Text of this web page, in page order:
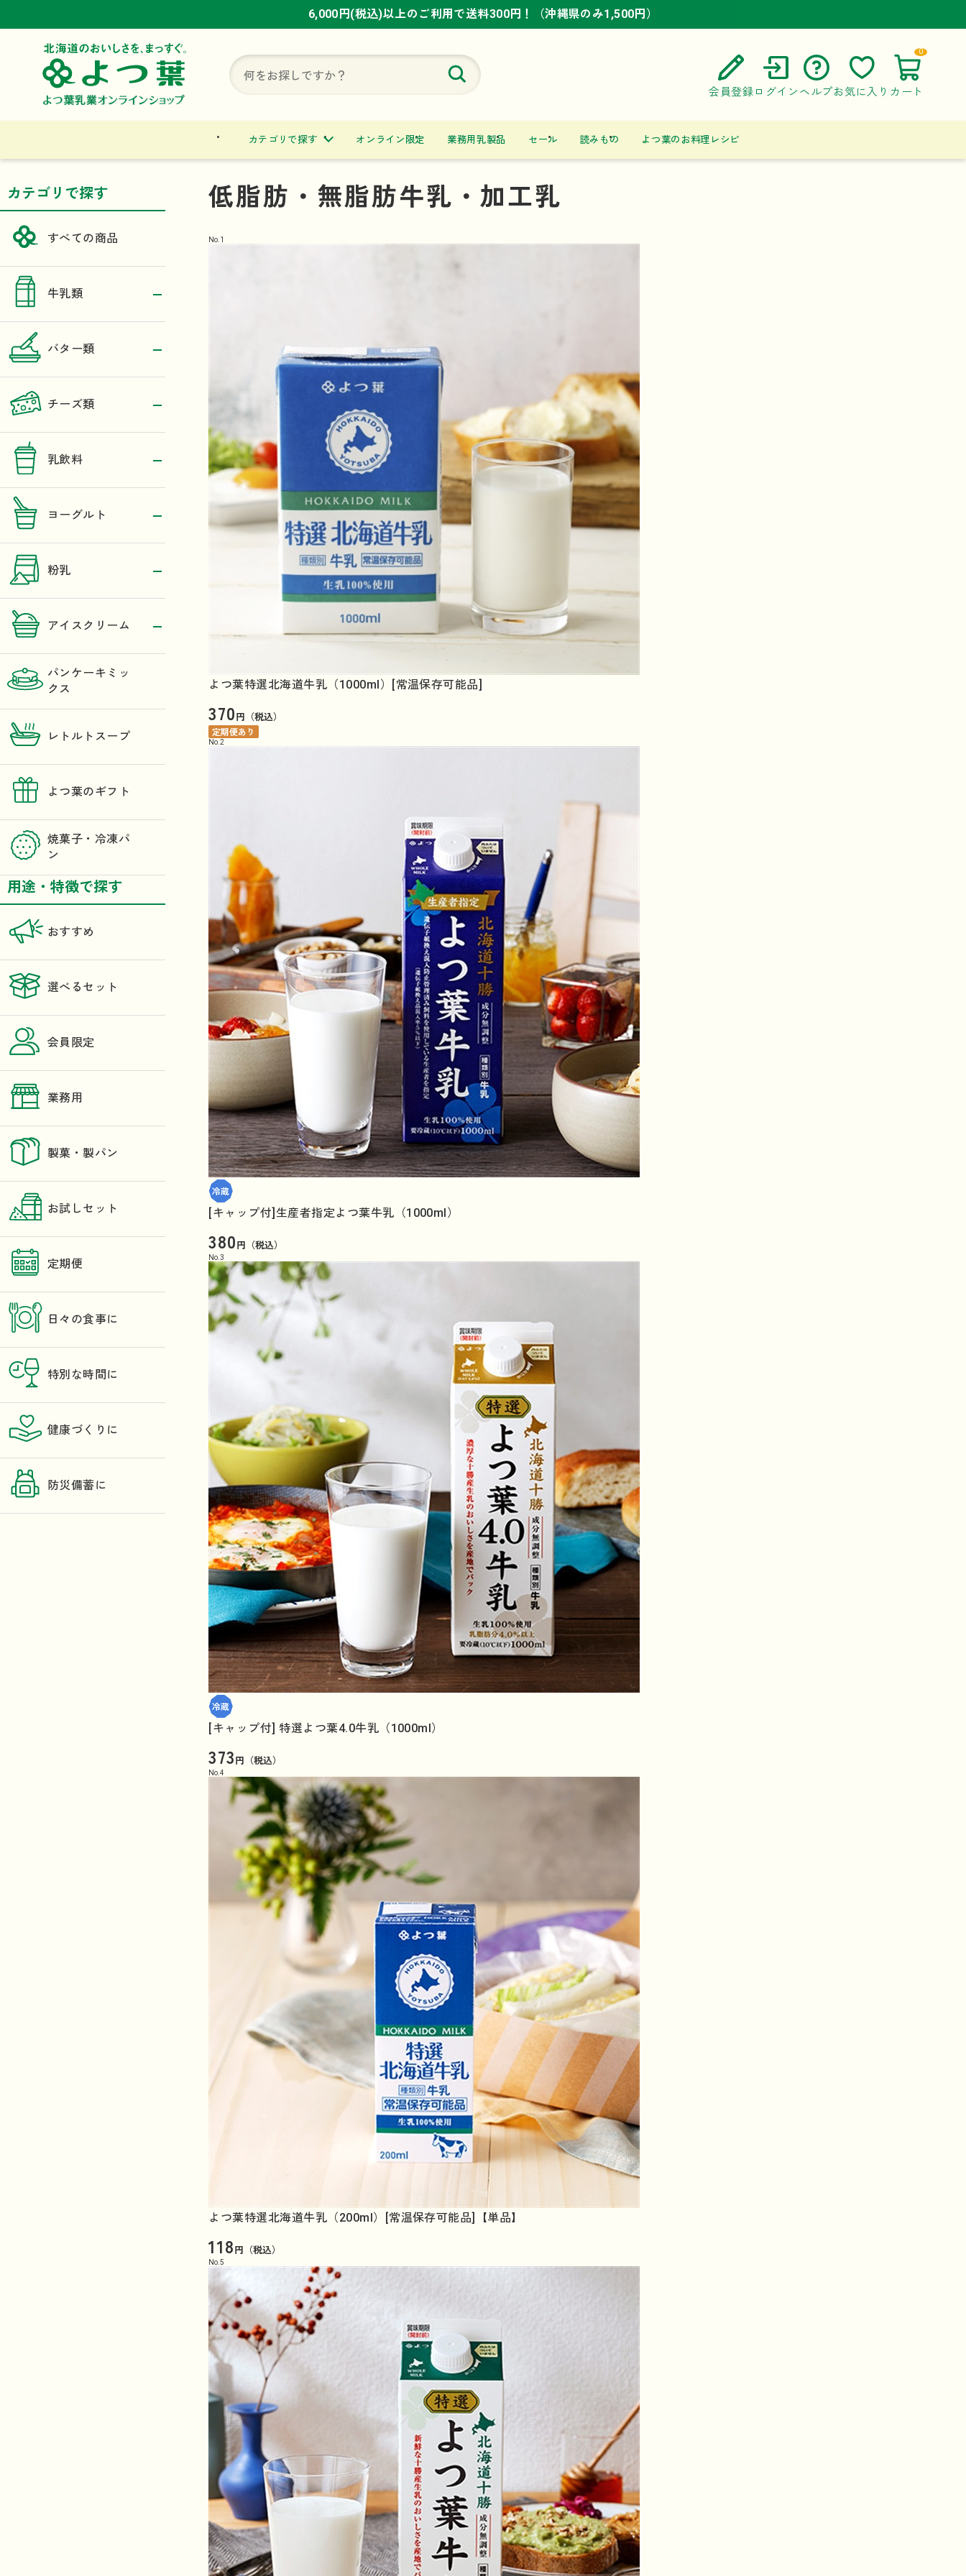
6,000円(税込)以上のご利用で送料300円！（沖縄県のみ1,500円）
6,000円(税込)以上のご利用で送料300円！（沖縄県のみ1,500円）
6,000円(税込)以上のご利用で送料300円！（沖縄県のみ1,500円）
会員登録 ログイン ヘルプ
ご利用ガイド
お問い合わせ
お気に入り カート
0
カテゴリで探す オンライン限定 業務用乳製品 セール 読みもの よつ葉のお料理レシピ
カテゴリで探す
すべての商品
牛乳類
バター類
チーズ類
乳飲料
ヨーグルト
粉乳
アイスクリーム
パンケーキミッ
クス
レトルトスープ
よつ葉のギフト
焼菓子・冷凍パ
ン
用途・特徴で探す
おすすめ
選べるセット
会員限定
業務用
製菓・製パン
お試しセット
定期便
日々の食事に
特別な時間に
健康づくりに
防災備蓄に
低脂肪・無脂肪牛乳・加工乳
No. 1
よつ葉特選北海道牛乳（1000ml）[常温保存可能品]
370円（税込）
定期便あり
No.2
[キャップ付]生産者指定よつ葉牛乳（1000ml）
380円（税込）
No.3
[キャップ付] 特選よつ葉4.0牛乳（1000ml）
373円（税込）
No.4
よつ葉特選北海道牛乳（200ml）[常温保存可能品]【単品】
118円（税込）
No.5